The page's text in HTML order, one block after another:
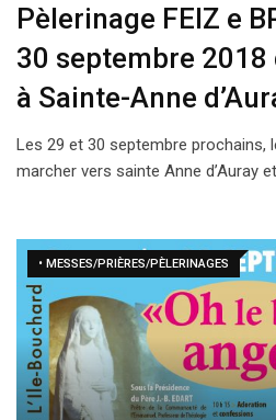
Pèlerinage FEIZ e
30 septembre 2018
à Sainte-Anne
Les 29 et 30 septembre prochains,
marcher vers sainte Anne d’Auray
• MESSES/PRIÈRES/PÈLERINAGES